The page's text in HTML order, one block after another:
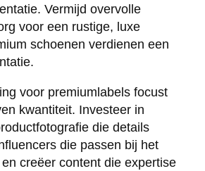
Vermijd overvolle
voor een rustige, luxe
schoenen verdienen een
voor premiumlabels focust
kwantiteit. Investeer in
die details
die passen bij het
creëer content die expertise